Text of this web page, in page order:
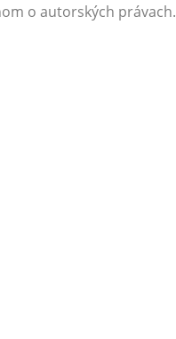
o autorských právach.